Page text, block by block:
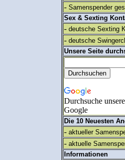
- Samenspender
Sex & Sexting
- deutsche Sexting
- deutsche
Unsere Seite
Durchsuche
Google
Die 10 Neuesten
- aktueller
- aktuelle
Informationen